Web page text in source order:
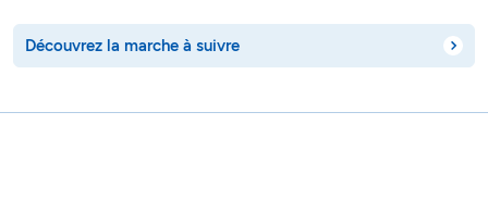
Découvrez la marche à suivre